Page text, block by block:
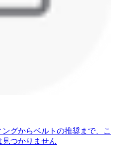
グからベルトの推奨まで、こ
つかりません